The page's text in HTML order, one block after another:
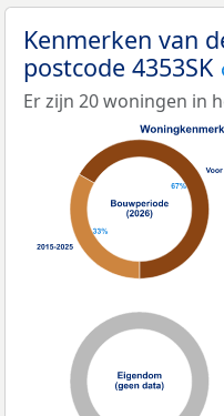
Kenmerken van
postcode 4353SK
Er zijn 20 woningen in